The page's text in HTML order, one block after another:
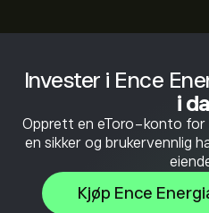
Invester i Ence
i
Opprett en eToro-konto for
en sikker og brukervennlig
Kjøp Ence